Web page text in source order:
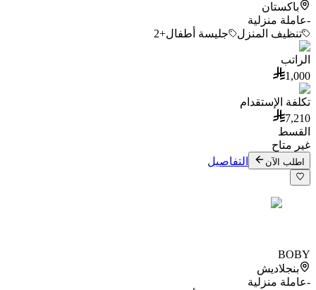
باكستان
-عاملة منزلية
تنظيف المنزل
جليسة أطفال+2
الراتب
1,000
تكلفة الإستقدام
7,210
القسط
غير متاح
اطلب الآن التفاصيل
BOBY
بنجلاديش
-عاملة منزلية